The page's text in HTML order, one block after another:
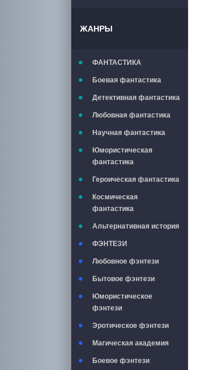
ЖАНРЫ
ФАНТАСТИКА
Боевая фантастика
Детективная фантастика
Любовная фантастика
Научная фантастика
Юмористическая
фантастика
Героическая фантастика
Космическая
фантастика
Альтернативная история
ФЭНТЕЗИ
Любовное фэнтези
Бытовое фэнтези
Юмористическое
фэнтези
Эротическое фэнтези
Магическая академия
Боевое фэнтези